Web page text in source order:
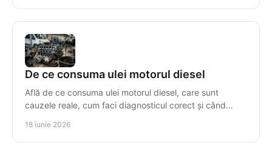
De ce consuma ulei motorul diesel
Află de ce consuma ulei motorul diesel, care sunt
cauzele reale, cum faci diagnosticul corect și când
18 iunie 2026